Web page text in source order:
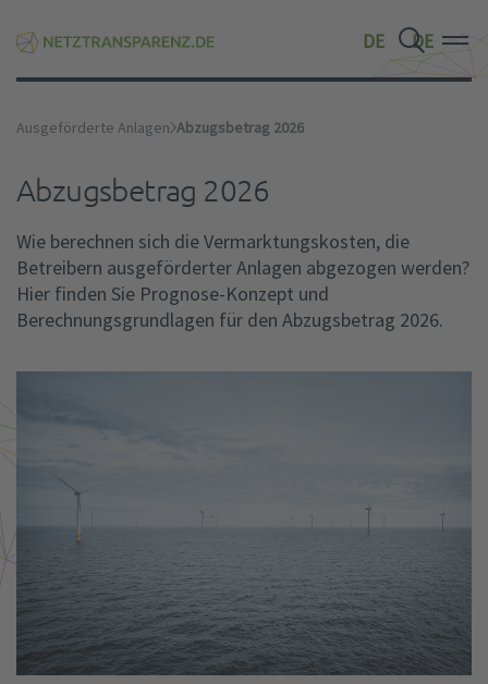
DE
DE
DE
Ausgeförderte Anlagen Abzugsbetrag 2026
Abzugsbetrag 2026
Wie berechnen sich die Vermarktungskosten, die
Betreibern ausgeförderter Anlagen abgezogen werden?
Hier finden Sie Prognose-Konzept und
Berechnungsgrundlagen für den Abzugsbetrag 2026.